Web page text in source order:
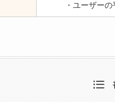
・ユーザー